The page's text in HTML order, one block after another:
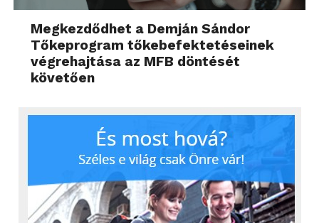
Megkezdődhet a Demján Sándor
Tőkeprogram tőkebefektetéseinek
végrehajtása az MFB döntését
követően